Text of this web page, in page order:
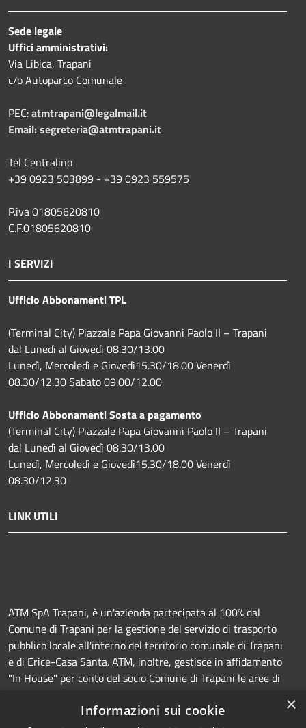
Sede legale
Uffici amministrativi:
Via Libica, Trapani
c/o Autoparco Comunale
PEC:atmtrapani@legalmail.it
Email:segreteria@atmtrapani.it
Tel Centralino
+39 0923 503899 - +39 0923 559575
P.iva 01805620810
C.F.01805620810
I SERVIZI
Ufficio Abbonamenti TPL
(Terminal City) Piazzale Papa Giovanni Paolo II – Trapani
dal Lunedì al Giovedì 08.30/13.00
Lunedì, Mercoledì e Giovedì15.30/18.00 Venerdì
08.30/12.30 Sabato 09.00/12.00
Ufficio Abbonamenti Sosta a pagamento
(Terminal City) Piazzale Papa Giovanni Paolo II – Trapani
dal Lunedì al Giovedì 08.30/13.00
Lunedì, Mercoledì e Giovedì15.30/18.00 Venerdì
08.30/12.30
LINK UTILI
ATM SpA Trapani, è un'azienda partecipata al 100% dal
Comune di Trapani per la gestione del servizio di trasporto
pubblico locale all'interno del territorio comunale di Trapani
e di Erice-Casa Santa. ATM, inoltre, gestisce in affidamento
"In House" per conto del socio Comune di Trapani le aree di
manutenzione della segnaletica orizzontale e verticale.
×
Informazioni sui cookie